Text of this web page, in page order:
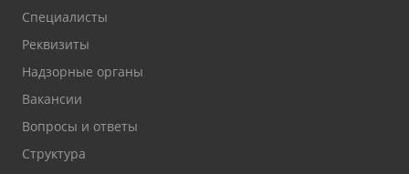
Специалисты
Реквизиты
Надзорные органы
Вакансии
Вопросы и ответы
Структура